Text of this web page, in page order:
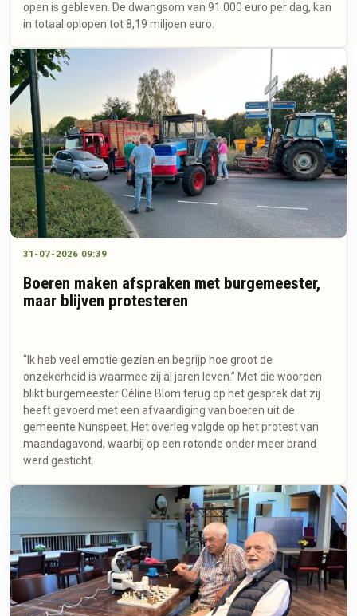
open is gebleven. De dwangsom van 91.000 euro per dag, kan
in totaal oplopen tot 8,19 miljoen euro.
31-07-2026 09:39
Boeren maken afspraken met burgemeester,
maar blijven protesteren
"Ik heb veel emotie gezien en begrijp hoe groot de
onzekerheid is waarmee zij al jaren leven.” Met die woorden
blikt burgemeester Céline Blom terug op het gesprek dat zij
heeft gevoerd met een afvaardiging van boeren uit de
gemeente Nunspeet. Het overleg volgde op het protest van
maandagavond, waarbij op een rotonde onder meer brand
werd gesticht.